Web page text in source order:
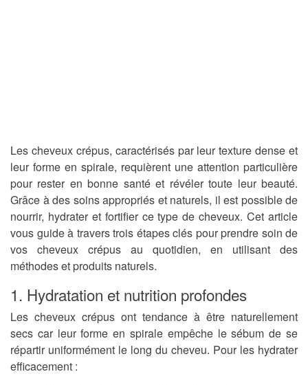
Les cheveux crépus, caractérisés par leur texture dense et
leur forme en spirale, requièrent une attention particulière
pour rester en bonne santé et révéler toute leur beauté.
Grâce à des soins appropriés et naturels, il est possible de
nourrir, hydrater et fortifier ce type de cheveux. Cet article
vous guide à travers trois étapes clés pour prendre soin de
vos cheveux crépus au quotidien, en utilisant des
méthodes et produits naturels.
1. Hydratation et nutrition profondes
Les cheveux crépus ont tendance à être naturellement
secs car leur forme en spirale empêche le sébum de se
répartir uniformément le long du cheveu. Pour les hydrater
efficacement :